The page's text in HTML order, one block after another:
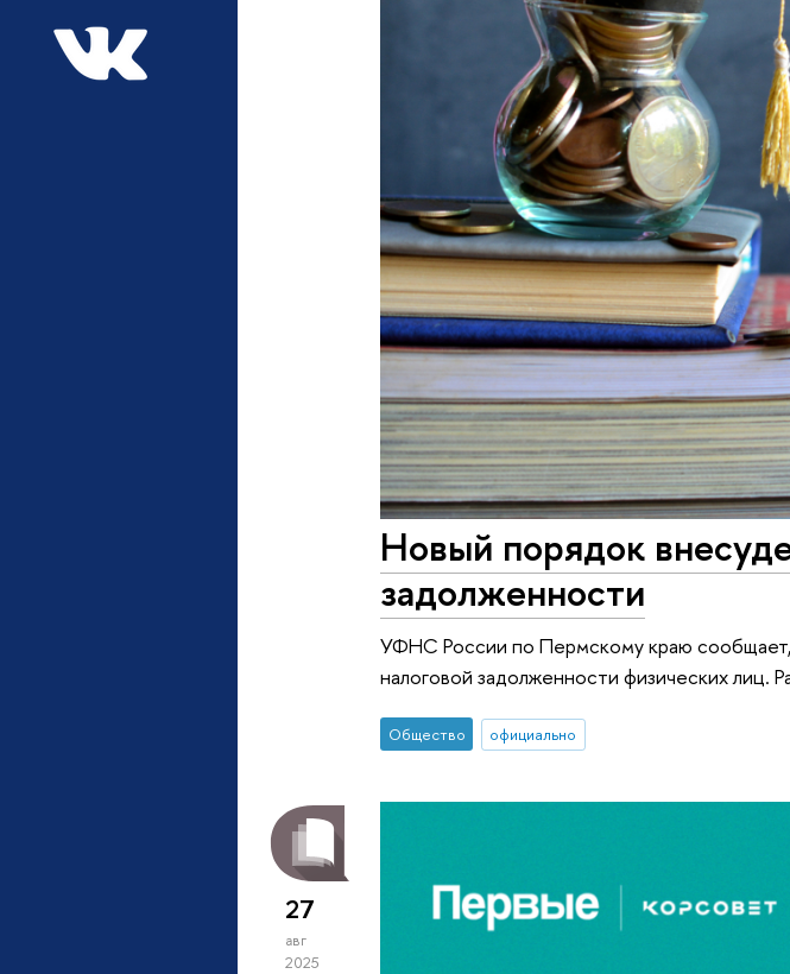
Новый порядок
задолженности
УФНС России по Пермскому краю сообщает,
налоговой задолженности физических лиц.
Общество официально
27
авг
2025